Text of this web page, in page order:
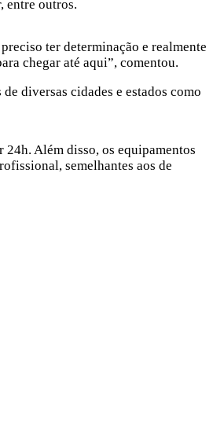
entre outros.
ter determinação e realmente
chegar até aqui”, comentou.
diversas cidades e estados como
Além disso, os equipamentos
semelhantes aos de